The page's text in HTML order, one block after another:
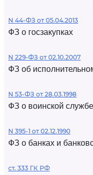
N 44-ФЗ от 05.04.2013
ФЗ о госзакупках
N 229-ФЗ от 02.10.2007
ФЗ об
N 53-ФЗ от 28.03.1998
ФЗ о воинской службе
N 395-1 от 02.12.1990
ФЗ о банках и
ст. 333 ГК РФ